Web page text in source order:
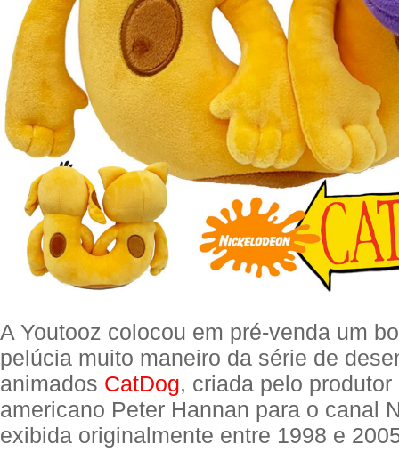
A Youtooz colocou em pré-venda um
pelúcia muito maneiro da série de
animados CatDog, criada pelo produtor
americano Peter Hannan para o canal
exibida originalmente entre 1998 e